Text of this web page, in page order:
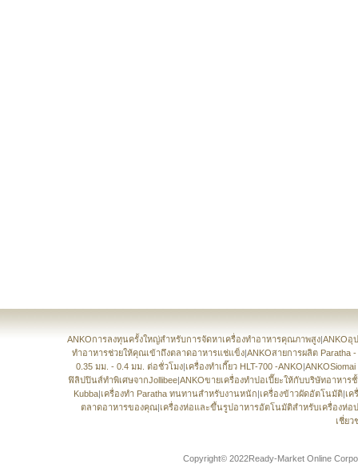
ANKOการลงทุนครั้งใหญ่สำหรับการจัดหาเครื่องทำอาหารคุณภาพสูง|ANKOอุ
ทำอาหารช่วยให้คุณเข้าถึงตลาดอาหารแช่แข็ง|ANKOสายการผลิต Paratha
0.35 มม. - 0.4 มม. ต่อชั่วโมง|เครื่องทำเกี๊ยว HLT-700 -ANKO|
ฟิลิปปินส์ทำพิเศษจากJollibee|ANKOขายเครื่องทำปอเปี๊ยะให้กับบริษัทอาหาร
Kubba|เครื่องทำ Paratha ทนทานสำหรับงานหนัก|เครื่องข้าวผัดอัตโนมัติ|เค
ตลาดอาหารของคุณ|เครื่องห่อและขึ้นรูปอาหารอัตโนมัติสำหรับเครื่องห่อ
เชี่ย
Copyright© 2022Ready-Market Online